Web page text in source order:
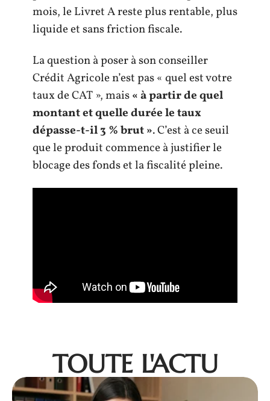
mois, le Livret A reste plus rentable, plus
liquide et sans friction fiscale.
La question à poser à son conseiller
Crédit Agricole n’est pas « quel est votre
taux de CAT », mais« à partir de quel
montant et quelle durée le taux
dépasse-t-il 3 % brut ». C’est à ce seuil
que le produit commence à justifier le
blocage des fonds et la fiscalité pleine.
TOUTE L'ACTU